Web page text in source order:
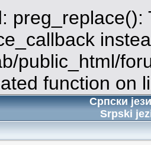
public_html/
function on
Српски
Srpski